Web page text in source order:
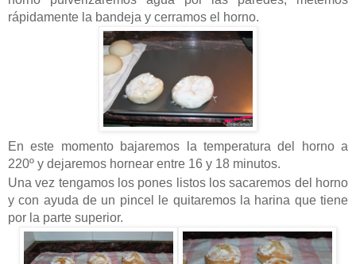
rápidamente la bandeja y cerramos el horno.
En este momento bajaremos la temperatura del horno a
220º y dejaremos hornear entre 16 y 18 minutos.
Una vez tengamos los pones listos los sacaremos del horno
y con ayuda de un pincel le quitaremos la harina que tiene
por la parte superior.